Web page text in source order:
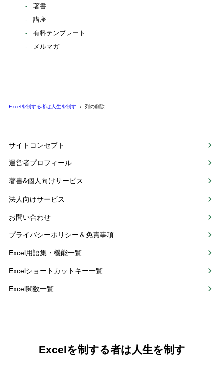
著書
講座
有料テンプレート
メルマガ
Excelを制する者は人生を制す 列の削除
サイトコンセプト
運営者プロフィール
著書&個人向けサービス
法人向けサービス
お問い合わせ
プライバシーポリシー＆免責事項
Excel用語集・機能一覧
Excelショートカットキー一覧
Excel関数一覧
Excelを制する者は人生を制す